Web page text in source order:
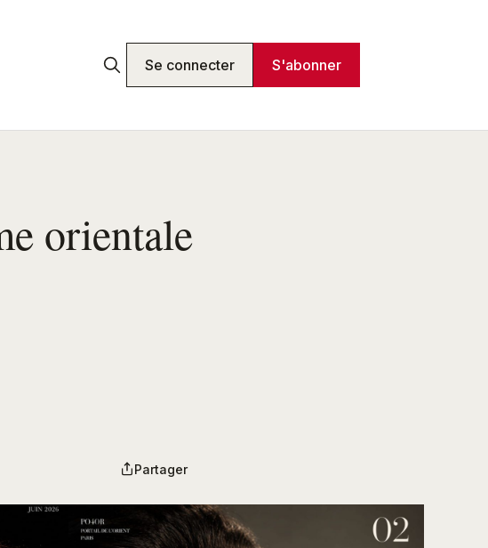
Se connecter S'abonner
orientale
Partager